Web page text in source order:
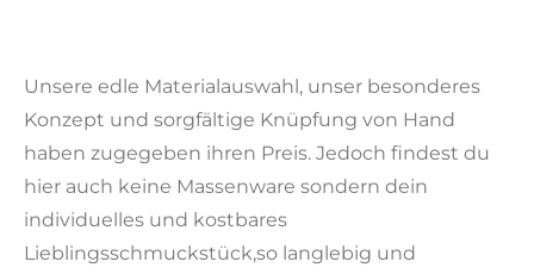
Unsere edle Materialauswahl, unser besonderes
Konzept und sorgfältige Knüpfung von Hand
haben zugegeben ihren Preis. Jedoch findest du
hier auch keine Massenware sondern dein
individuelles und kostbares
Lieblingsschmuckstück,so langlebig und